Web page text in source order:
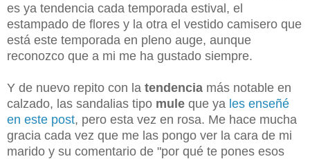
es ya tendencia cada temporada estival, el
estampado de flores y la otra el vestido camisero que
está este temporada en pleno auge, aunque
reconozco que a mi me ha gustado siempre.
Y de nuevo repito con la tendencia más notable en
calzado, las sandalias tipo mule que ya les enseñé
en este post, pero esta vez en rosa. Me hace mucha
gracia cada vez que me las pongo ver la cara de mi
marido y su comentario de "por qué te pones esos